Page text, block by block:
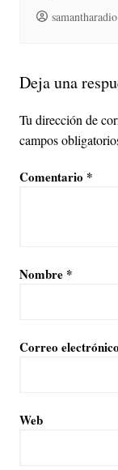
samantharadio
Deja una
Tu dirección de
campos
Comentario *
Nombre *
Correo electrónico
Web